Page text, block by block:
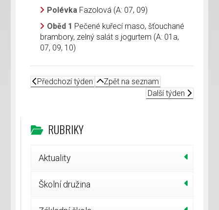
Polévka Fazolová (A: 07, 09)
Oběd 1 Pečené kuřecí maso, šťouchané
brambory, zelný salát s jogurtem (A: 01a,
07, 09, 10)
Předchozí týden
Zpět na seznam
Další týden
RUBRIKY
Aktuality
Školní družina